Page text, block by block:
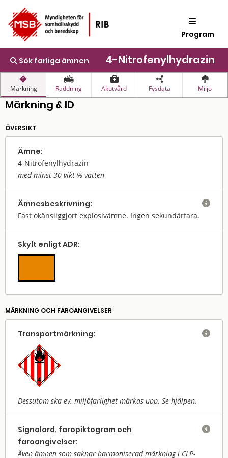
Program
Sök farliga ämnen 4-Nitrofenylhydrazin
Märkning Räddning Akutvård Fysdata Miljö
Märkning & ID
ÖVERSIKT
Ämne:
4-Nitrofenylhydrazin
med minst 30 vikt-% vatten
Ämnes­beskrivning:
Fast okänsliggjort explosivämne. Ingen sekundärfara.

Skylt enligt ADR:
MÄRKNING OCH FAROANGIVELSER
Transport­märkning:
Dessutom ska ev. miljöfarlighet märkas upp. Se hjälpen.

Signalord, faropiktogram och
faroangivelser:
Även ämnen som saknar harmoniserad märkning i CLP-
